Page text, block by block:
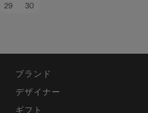
29 30
ブランド
デザイナー
ギフト